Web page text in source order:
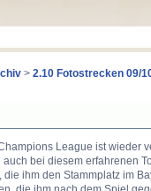
> 2.10 Fotostrecken 09/
League ist wieder
bei diesem erfahrenen
ihm den Stammplatz im